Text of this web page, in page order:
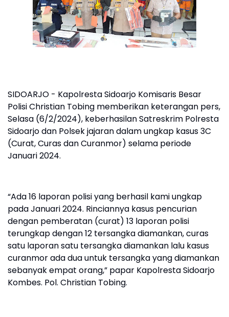
SIDOARJO - Kapolresta Sidoarjo Komisaris Besar
Polisi Christian Tobing memberikan keterangan pers,
Selasa (6/2/2024), keberhasilan Satreskrim Polresta
Sidoarjo dan Polsek jajaran dalam ungkap kasus 3C
(Curat, Curas dan Curanmor) selama periode
Januari 2024.
“Ada 16 laporan polisi yang berhasil kami ungkap
pada Januari 2024. Rinciannya kasus pencurian
dengan pemberatan (curat) 13 laporan polisi
terungkap dengan 12 tersangka diamankan, curas
satu laporan satu tersangka diamankan lalu kasus
curanmor ada dua untuk tersangka yang diamankan
sebanyak empat orang,” papar Kapolresta Sidoarjo
Kombes. Pol. Christian Tobing.